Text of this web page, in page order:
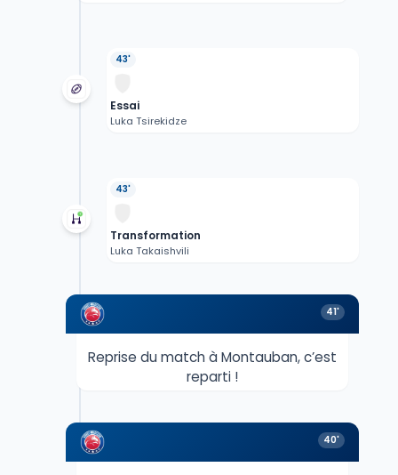
43'
Essai
Luka Tsirekidze
43'
Transformation
Luka Takaishvili
41'
Reprise du match à Montauban, c’est
reparti !
40'